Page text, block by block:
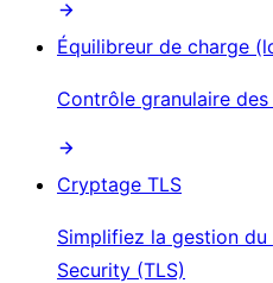
Équilibreur de charge
Contrôle granulaire
Cryptage TLS
Simplifiez la gestion
Security (TLS)